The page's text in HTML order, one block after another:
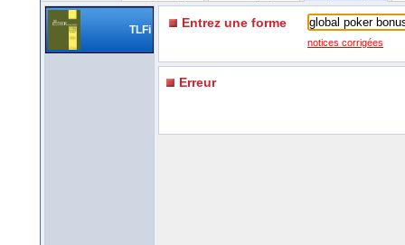
TLFi Entrez une forme
notices corrigées
Erreur